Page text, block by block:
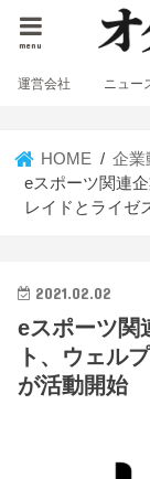
menu
運営会社 ニュー
HOME
企業
eスポーツ関連
レイドとライゼ
2021.02.02
eスポーツ関
ト、ウェル
が活動開始